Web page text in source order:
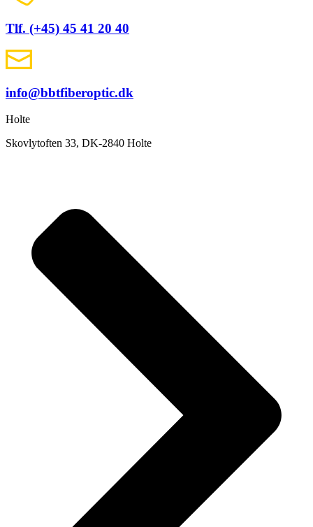
Tlf. (+45) 45 41 20 40
info@bbtfiberoptic.dk
Holte
Skovlytoften 33, DK-2840 Holte